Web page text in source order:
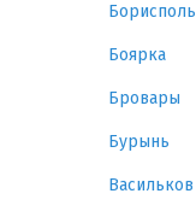
Борисполь
Боярка
Бровары
Бурынь
Васильков